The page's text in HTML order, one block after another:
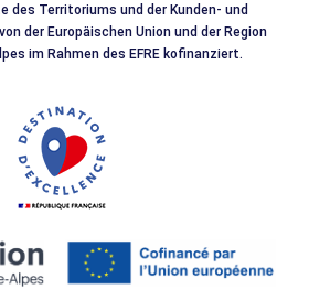
des Territoriums und der Kunden- und
der Europäischen Union und der Region
im Rahmen des EFRE kofinanziert.